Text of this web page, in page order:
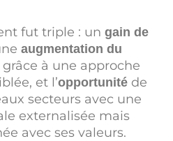
fut triple : un gain de
augmentation du
grâce à une approche
et l’opportunitéde
secteurs avec une
externalisée mais
avec ses valeurs.